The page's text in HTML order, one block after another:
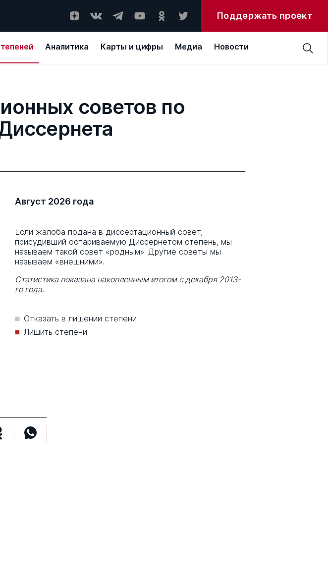
Поддержать проект
Аналитика Карты и цифры Медиа Новости
советов по
Август 2026 года
Если жалоба подана в диссертационный совет,
присудивший оспариваемую Диссернетом степень, мы
называем такой совет «родным». Другие советы мы
называем «внешними».
Статистика показана накопленным итогом с декабря 2013-
го года.
Отказать в лишении степени
Лишить степени